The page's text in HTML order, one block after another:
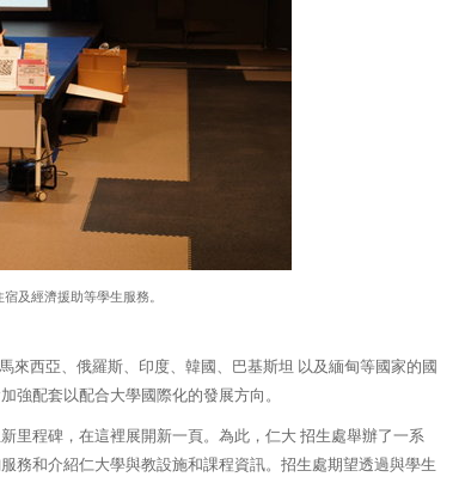
及經濟援助等學生服務。
來西亞、俄羅斯、印度、韓國、巴基斯坦 以及緬甸等國家的國
強配套以配合大學國際化的發展方向。
里程碑，在這裡展開新一頁。為此，仁大 招生處舉辦了一系
務和介紹仁大學與教設施和課程資訊。招生處期望透過與學生